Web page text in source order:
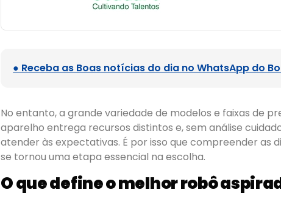
● Receba as Boas notícias do dia no WhatsApp do
No entanto, a grande variedade de modelos e faixas de
aparelho entrega recursos distintos e, sem análise
atender às expectativas. É por isso que compreender as
se tornou uma etapa essencial na escolha.
O que define o melhor robô